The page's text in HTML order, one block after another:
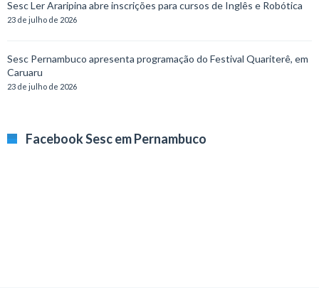
Sesc Ler Araripina abre inscrições para cursos de Inglês e Robótica
23 de julho de 2026
Sesc Pernambuco apresenta programação do Festival Quariterê, em
Caruaru
23 de julho de 2026
Facebook Sesc em Pernambuco